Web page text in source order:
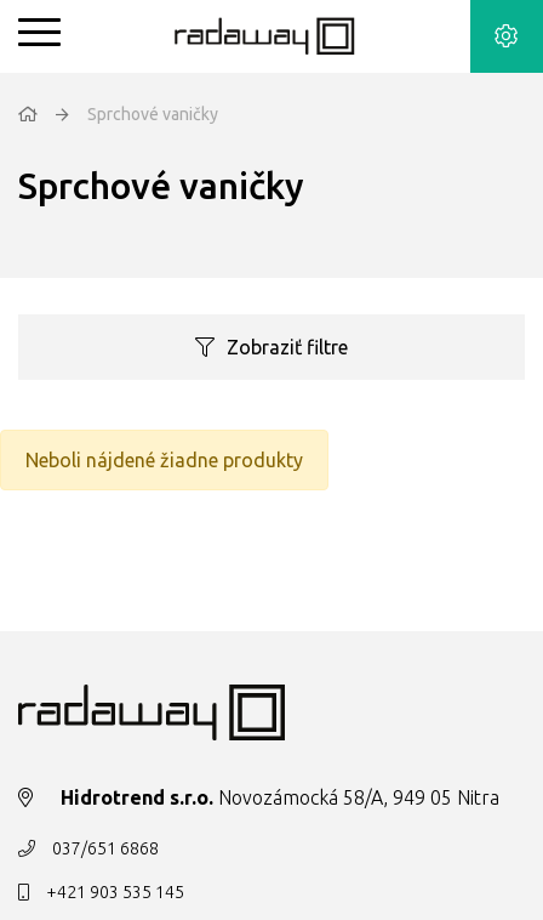
Sprchové vaničky
Sprchové vaničky
Zobraziť filtre
Neboli nájdené žiadne produkty
Hidrotrend s.r.o. Novozámocká 58/A, 949 05 Nitra
037/651 6868
+421 903 535 145